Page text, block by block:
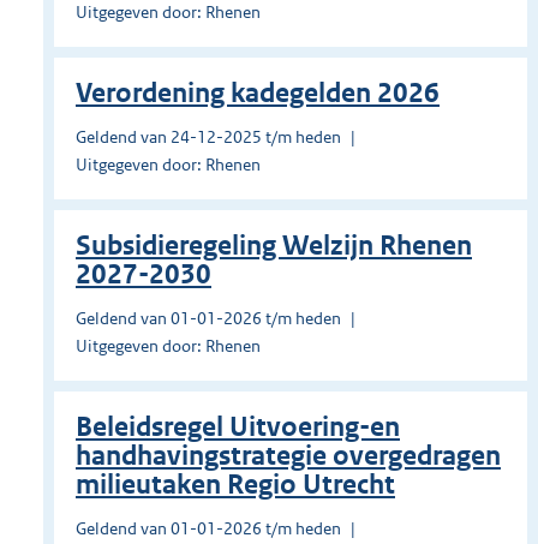
Uitgegeven door: Rhenen
Verordening kadegelden 2026
Geldend van 24-12-2025 t/m heden
Uitgegeven door: Rhenen
Subsidieregeling Welzijn Rhenen
2027-2030
Geldend van 01-01-2026 t/m heden
Uitgegeven door: Rhenen
Beleidsregel Uitvoering-en
handhavingstrategie overgedragen
milieutaken Regio Utrecht
Geldend van 01-01-2026 t/m heden